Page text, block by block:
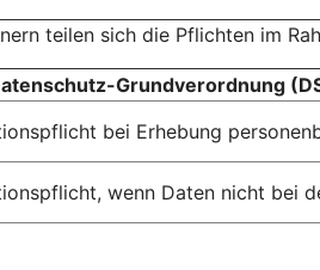
teilen sich die Pflichten im
Grundverordnung
bei Erhebung
wenn Daten nicht bei